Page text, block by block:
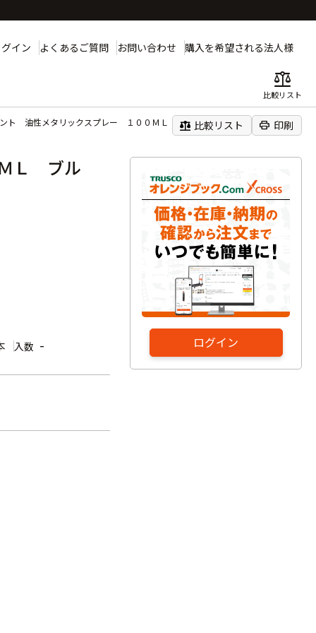
イン よくあるご質問 お問い合わせ 購入を希望される法人様
balance
比較リスト
ント 油性メタリックスプレー １００ＭＬ ブルー
balance 比較リスト print 印刷
ログイン
Ｌ ブル
入数 -